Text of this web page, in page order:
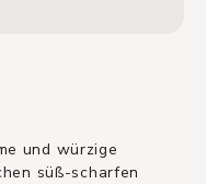
und würzige
süß-scharfen